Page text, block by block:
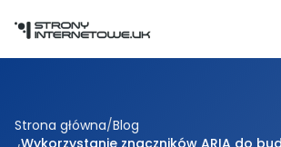
Strona główna/Blog
Wykorzystanie znaczników ARIA do